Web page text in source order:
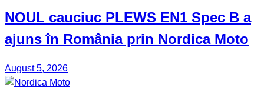
NOUL cauciuc PLEWS EN1 Spec B a
ajuns în România prin Nordica Moto
August 5, 2026